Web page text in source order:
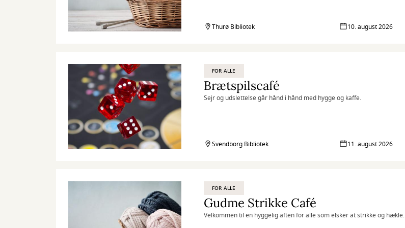
Thurø Bibliotek 10. august 2026
FOR ALLE
Brætspilscafé
Sejr og udslettelse går hånd i hånd med hygge og kaffe.
Svendborg Bibliotek 11. august 2026
FOR ALLE
Gudme Strikke Café
Velkommen til en hyggelig aften for alle som elsker at strikke og hækle.